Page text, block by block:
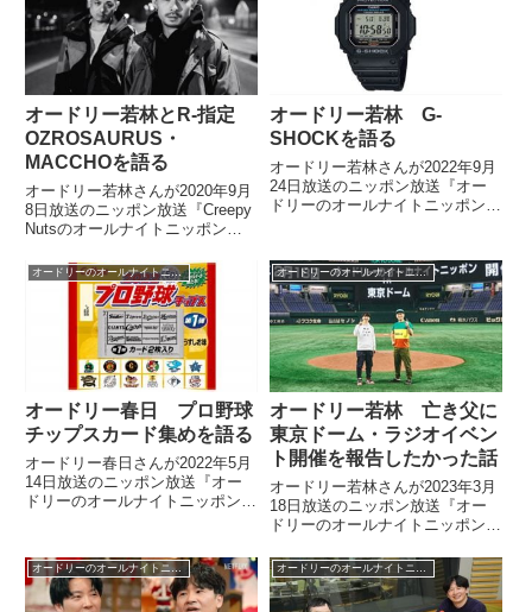
オードリー若林とR-指定
OZROSAURUS・
MACCHOを語る
オードリー若林さんが2020年9月
8日放送のニッポン放送『Creepy
Nutsのオールナイトニッポン』
人とOZROSAURUS・MACCHO
さんについて話していました。
ZORN、OZROSAURUS...
オードリー若林 G-
SHOCKを語る
オードリー若林さんが2022年9月
24日放送のニッポン放送『オー
ドリーのオールナイトニッポン』
オードリーのオールナイトニッポン
オードリー春日 プロ野球
チップスカード集めを語る
オードリー春日さんが2022年5月
14日放送のニッポン放送『オー
ドリーのオールナイトニッポン』
いました。
オードリーのオールナイトニッポン
オードリー若林 亡き父に
東京ドーム・ラジオイベン
ト開催を報告したかった話
オードリー若林さんが2023年3月
18日放送のニッポン放送『オー
ドリーのオールナイトニッポン』
ームでラジオイベントの開催が決
定したことを報告したかったと話
していました。
オードリーのオールナイトニッポン